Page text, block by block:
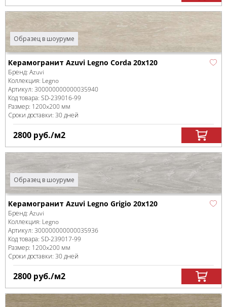
Образец в шоуруме
Керамогранит Azuvi Legno Corda 20x120
Бренд: Azuvi
Коллекция: Legno
Артикул: 300000000000035940
Код товара: SD-239016-99
Размер: 1200x200 мм
Сроки доставки: 30 дней
2800 руб./м2
Образец в шоуруме
Керамогранит Azuvi Legno Grigio 20x120
Бренд: Azuvi
Коллекция: Legno
Артикул: 300000000000035936
Код товара: SD-239017-99
Размер: 1200x200 мм
Сроки доставки: 30 дней
2800 руб./м2